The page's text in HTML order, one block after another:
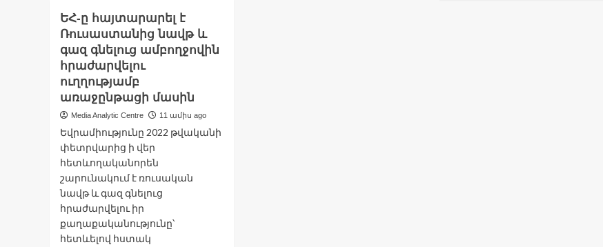
ԵՀ-ը հայտարարել է
Ռուսաստանից նավթ և
գազ գնելուց ամբողջովին
հրաժարվելու
ուղղությամբ
առաջընթացի մասին
Media Analytic Centre 11 ամիս ago
Եվրամիությունը 2022 թվականի
փետրվարից ի վեր
հետևողականորեն
շարունակում է ռուսական
նավթ և գազ գնելուց
հրաժարվելու իր
քաղաքականությունը՝
հետևելով հստակ